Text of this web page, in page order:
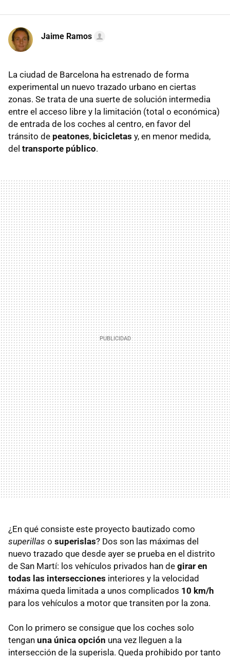
Jaime Ramos
La ciudad de Barcelona ha estrenado de forma
experimental un nuevo trazado urbano en ciertas
zonas. Se trata de una suerte de solución intermedia
entre el acceso libre y la limitación (total o económica)
de entrada de los coches al centro, en favor del
tránsito de peatones, bicicletas y, en menor medida,
del transporte público.
¿En qué consiste este proyecto bautizado como
superillas o superislas? Dos son las máximas del
nuevo trazado que desde ayer se prueba en el distrito
de San Martí: los vehículos privados han de girar en
todas las intersecciones interiores y la velocidad
máxima queda limitada a unos complicados 10 km/h
para los vehículos a motor que transiten por la zona.
Con lo primero se consigue que los coches solo
tengan una única opción una vez lleguen a la
intersección de la superisla. Queda prohibido por tanto